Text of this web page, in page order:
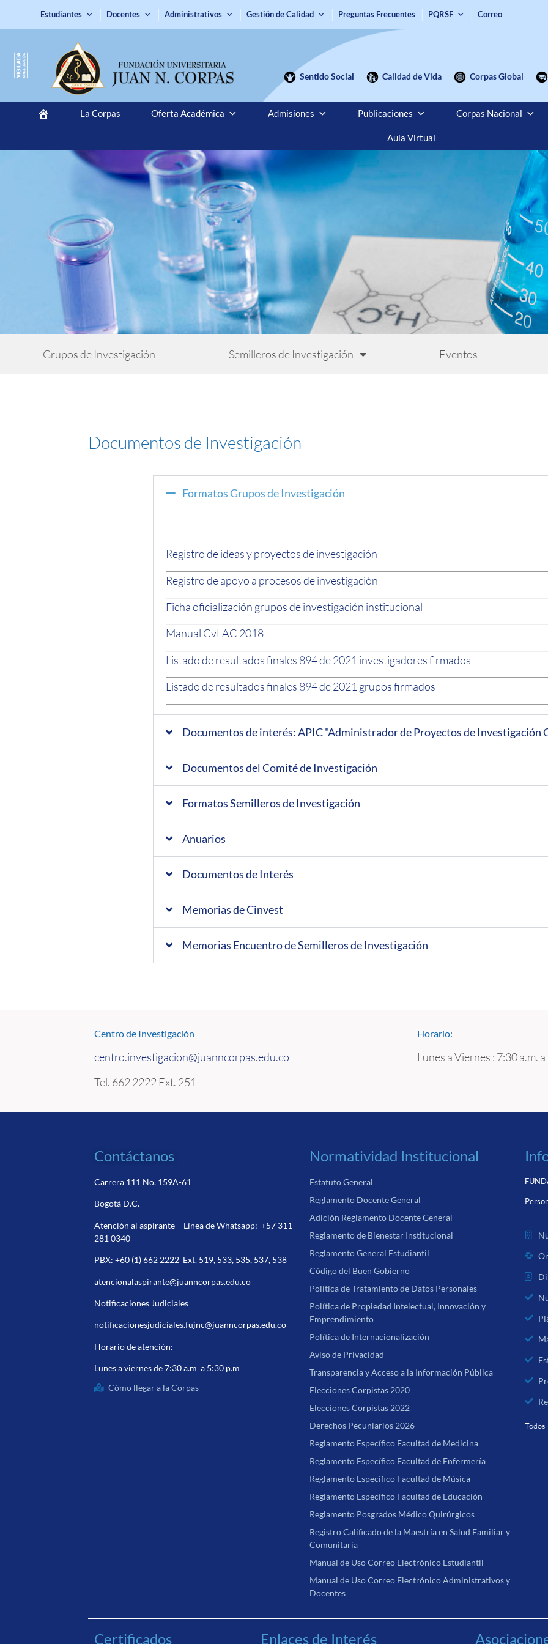
Estudiantes Docentes Administrativos Gestión de Calidad Preguntas Frecuentes PQRSF Correo
Sentido Social Calidad de Vida Corpas Global
La Corpas Oferta Académica Admisiones Publicaciones Corpas Nacional
Aula Virtual
Grupos de Investigación Semilleros de Investigación Eventos
Documentos de Investigación
Formatos Grupos de Investigación
Registro de ideas y proyectos de investigación
Registro de apoyo a procesos de investigación
Ficha oficialización grupos de investigación institucional
Manual CvLAC 2018
Listado de resultados finales 894 de 2021 investigadores firmados
Listado de resultados finales 894 de 2021 grupos firmados
Documentos de interés: APIC "Administrador de Proyectos de Investigación
Documentos del Comité de Investigación
Formatos Semilleros de Investigación
Anuarios
Documentos de Interés
Memorias de Cinvest
Memorias Encuentro de Semilleros de Investigación
Centro de Investigación
centro.investigacion@juanncorpas.edu.co
Tel. 662 2222 Ext. 251
Horario:
Lunes a Viernes : 7:30 a.m.
Contáctanos
Carrera 111 No. 159A-61
Bogotá D.C.
Atención al aspirante – Línea de Whatsapp:+57 311
281 0340
PBX:+60 (1) 662 2222 Ext. 519, 533, 535, 537, 538
atencionalaspirante@juanncorpas.edu.co
Notificaciones Judiciales
notificacionesjudiciales.fujnc@juanncorpas.edu.co
Horario de atención:
Lunes a viernes de 7:30 a.m a 5:30 p.m
Cómo llegar a la Corpas
Normatividad Institucional
Estatuto General
Reglamento Docente General
Adición Reglamento Docente General
Reglamento de Bienestar Institucional
Reglamento General Estudiantil
Código del Buen Gobierno
Política de Tratamiento de Datos Personales
Política de Propiedad Intelectual, Innovación y
Emprendimiento
Política de Internacionalización
Aviso de Privacidad
Transparencia y Acceso a la Información Pública
Elecciones Corpistas 2020
Elecciones Corpistas 2022
Derechos Pecuniarios 2026
Reglamento Específico Facultad de Medicina
Reglamento Específico Facultad de Enfermería
Reglamento Específico Facultad de Música
Reglamento Específico Facultad de Educación
Reglamento Posgrados Médico Quirúrgicos
Registro Calificado de la Maestría en Salud Familiar y
Comunitaria
Manual de Uso Correo Electrónico Estudiantil
Manual de Uso Correo Electrónico Administrativos y
Docentes
Certificados Enlaces de Interés